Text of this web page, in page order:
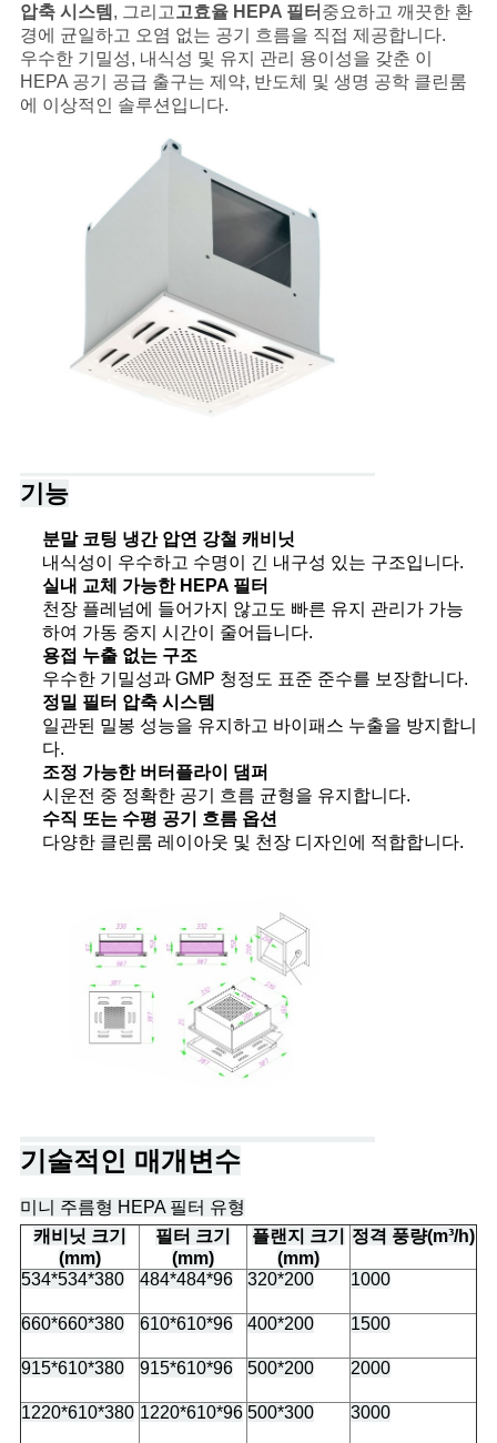
사
건
맵
압축 시스템 , 그리고고효율 HEPA 필터 중요하고 깨끗한 환
경에 균일하고 오염 없는 공기 흐름을 직접 제공합니다.
우수한 기밀성, 내식성 및 유지 관리 용이성을 갖춘 이
HEPA 공기 공급 출구는 제약, 반도체 및 생명 공학 클린룸
에 이상적인 솔루션입니다.
기능
분말 코팅 냉간 압연 강철 캐비닛
내식성이 우수하고 수명이 긴 내구성 있는 구조입니다.
실내 교체 가능한 HEPA 필터
천장 플레넘에 들어가지 않고도 빠른 유지 관리가 가능
하여 가동 중지 시간이 줄어듭니다.
용접 누출 없는 구조
우수한 기밀성과 GMP 청정도 표준 준수를 보장합니다.
정밀 필터 압축 시스템
일관된 밀봉 성능을 유지하고 바이패스 누출을 방지합니
다.
조정 가능한 버터플라이 댐퍼
시운전 중 정확한 공기 흐름 균형을 유지합니다.
수직 또는 수평 공기 흐름 옵션
다양한 클린룸 레이아웃 및 천장 디자인에 적합합니다.
기술적인 매개변수
미니 주름형 HEPA 필터 유형
캐비닛 크기
(mm)
필터 크기
(mm)
플랜지 크기
(mm)
정격 풍량(m³/h)
534*534*380 484*484*96 320*200 1000
660*660*380 610*610*96 400*200 1500
915*610*380 915*610*96 500*200 2000
1220*610*380 1220*610*96 500*300 3000